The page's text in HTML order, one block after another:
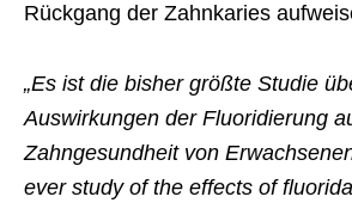
Rückgang der Zahnkaries
„Es ist die bisher größte Studie
Auswirkungen der Fluoridierung
Zahngesundheit von
ever study of the effects of